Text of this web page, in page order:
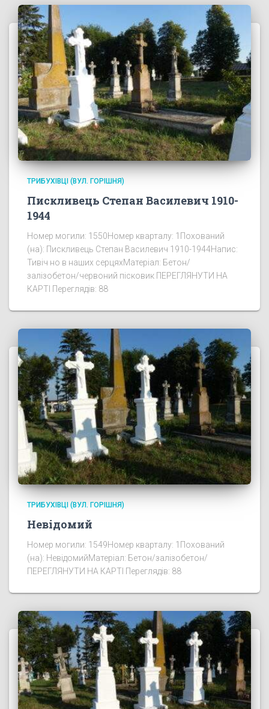
ТРИБУХІВЦІ (ВУЛ. ГОРІШНЯ)
Пискливець Степан Василевич 1910-
1944
Номер могили: 1550Номер кварталу: 1Похований
(на): Пискливець Степан Василевич 1910-1944Напис:
Тивіч но в наших серцяхМатеріал: Бетон/
залізобетон/червоний пісковик ПЕРЕГЛЯНУТИ НА
КАРТІ Переглядів: 88
ТРИБУХІВЦІ (ВУЛ. ГОРІШНЯ)
Невідомий
Номер могили: 1549Номер кварталу: 1Похований
(на): НевідомийМатеріал: Бетон/залізобетон/
ПЕРЕГЛЯНУТИ НА КАРТІ Переглядів: 88